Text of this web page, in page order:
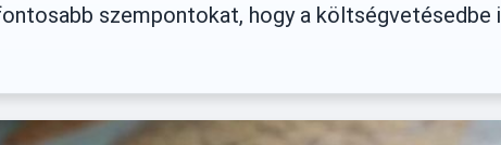
szempontokat, hogy a költségvetésedbe